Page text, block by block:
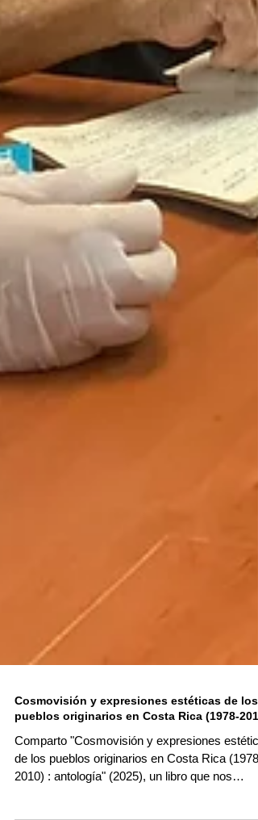
Cosmovisión y expresiones estéticas de los
pueblos originarios en Costa Rica (1978-